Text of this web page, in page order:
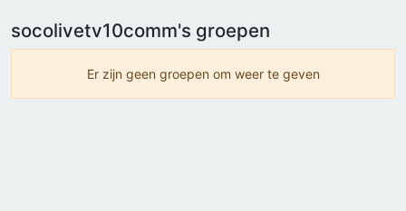
socolivetv10comm's groepen
Er zijn geen groepen om weer te geven